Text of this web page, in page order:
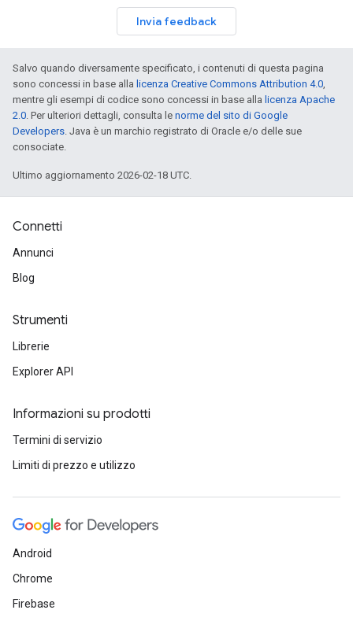
Invia feedback
Salvo quando diversamente specificato, i contenuti di questa pagina
sono concessi in base alla licenza Creative Commons Attribution 4.0,
mentre gli esempi di codice sono concessi in base alla licenza Apache
2.0. Per ulteriori dettagli, consulta le norme del sito di Google
Developers. Java è un marchio registrato di Oracle e/o delle sue
consociate.
Ultimo aggiornamento 2026-02-18 UTC.
Connetti
Annunci
Blog
Strumenti
Librerie
Explorer API
Informazioni su prodotti
Termini di servizio
Limiti di prezzo e utilizzo
Android
Chrome
Firebase